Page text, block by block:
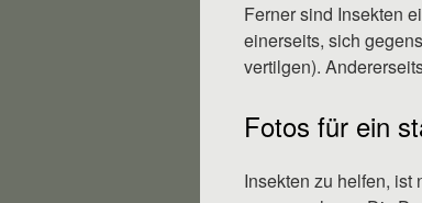
Ferner sind Insekten
einerseits, sich
vertilgen).
Fotos für ein
Insekten zu helfen, ist